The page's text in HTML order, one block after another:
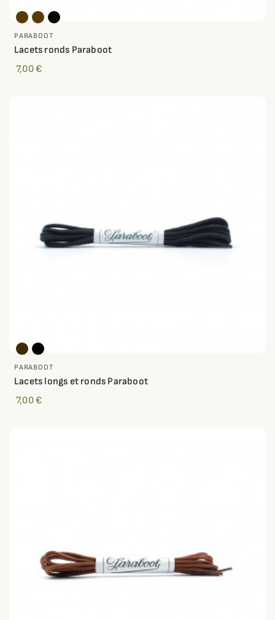
PARABOOT
Lacets ronds Paraboot
7,00 €
PARABOOT
Lacets longs et ronds Paraboot
7,00 €